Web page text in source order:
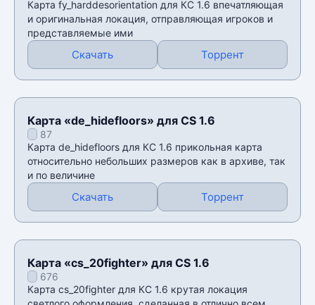
Карта fy_harddesorientation для КС 1.6 впечатляющая
и оригинальная локация, отправляющая игроков и
представляемые ими
Скачать Торрент
Карта «de_hidefloors» для CS 1.6
87
Карта de_hidefloors для КС 1.6 прикольная карта
относительно небольших размеров как в архиве, так
и по величине
Скачать Торрент
Карта «cs_20fighter» для CS 1.6
676
Карта cs_20fighter для КС 1.6 крутая локация